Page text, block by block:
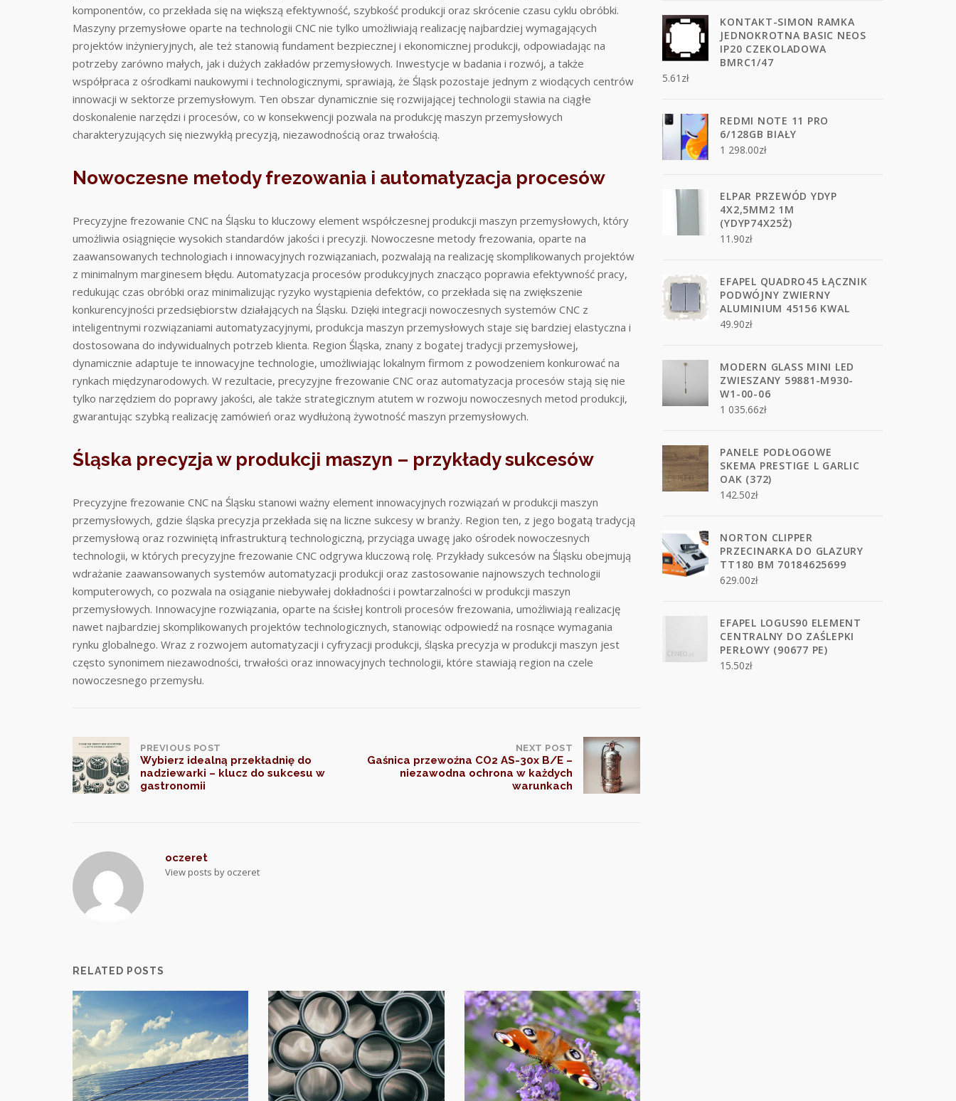
komponentów, co przekłada się na większą efektywność, szybkość produkcji oraz skrócenie czasu cyklu obróbki.
Maszyny przemysłowe oparte na technologii CNC nie tylko umożliwiają realizację najbardziej wymagających
projektów inżynieryjnych, ale też stanowią fundament bezpiecznej i ekonomicznej produkcji, odpowiadając na
potrzeby zarówno małych, jak i dużych zakładów przemysłowych. Inwestycje w badania i rozwój, a także
współpraca z ośrodkami naukowymi i technologicznymi, sprawiają, że Śląsk pozostaje jednym z wiodących centrów
innowacji w sektorze przemysłowym. Ten obszar dynamicznie się rozwijającej technologii stawia na ciągłe
doskonalenie narzędzi i procesów, co w konsekwencji pozwala na produkcję maszyn przemysłowych
charakteryzujących się niezwykłą precyzją, niezawodnością oraz trwałością.
Nowoczesne metody frezowania i automatyzacja procesów
Precyzyjne frezowanie CNC na Śląsku to kluczowy element współczesnej produkcji maszyn przemysłowych, który
umożliwia osiągnięcie wysokich standardów jakości i precyzji. Nowoczesne metody frezowania, oparte na
zaawansowanych technologiach i innowacyjnych rozwiązaniach, pozwalają na realizację skomplikowanych projektów
z minimalnym marginesem błędu. Automatyzacja procesów produkcyjnych znacząco poprawia efektywność pracy,
redukując czas obróbki oraz minimalizując ryzyko wystąpienia defektów, co przekłada się na zwiększenie
konkurencyjności przedsiębiorstw działających na Śląsku. Dzięki integracji nowoczesnych systemów CNC z
inteligentnymi rozwiązaniami automatyzacyjnymi, produkcja maszyn przemysłowych staje się bardziej elastyczna i
dostosowana do indywidualnych potrzeb klienta. Region Śląska, znany z bogatej tradycji przemysłowej,
dynamicznie adaptuje te innowacyjne technologie, umożliwiając lokalnym firmom z powodzeniem konkurować na
rynkach międzynarodowych. W rezultacie, precyzyjne frezowanie CNC oraz automatyzacja procesów stają się nie
tylko narzędziem do poprawy jakości, ale także strategicznym atutem w rozwoju nowoczesnych metod produkcji,
gwarantując szybką realizację zamówień oraz wydłużoną żywotność maszyn przemysłowych.
Śląska precyzja w produkcji maszyn – przykłady sukcesów
Precyzyjne frezowanie CNC na Śląsku stanowi ważny element innowacyjnych rozwiązań w produkcji maszyn
przemysłowych, gdzie śląska precyzja przekłada się na liczne sukcesy w branży. Region ten, z jego bogatą tradycją
przemysłową oraz rozwiniętą infrastrukturą technologiczną, przyciąga uwagę jako ośrodek nowoczesnych
technologii, w których precyzyjne frezowanie CNC odgrywa kluczową rolę. Przykłady sukcesów na Śląsku obejmują
wdrażanie zaawansowanych systemów automatyzacji produkcji oraz zastosowanie najnowszych technologii
komputerowych, co pozwala na osiąganie niebywałej dokładności i powtarzalności w produkcji maszyn
przemysłowych. Innowacyjne rozwiązania, oparte na ścisłej kontroli procesów frezowania, umożliwiają realizację
nawet najbardziej skomplikowanych projektów technologicznych, stanowiąc odpowiedź na rosnące wymagania
rynku globalnego. Wraz z rozwojem automatyzacji i cyfryzacji produkcji, śląska precyzja w produkcji maszyn jest
często synonimem niezawodności, trwałości oraz innowacyjnych technologii, które stawiają region na czele
nowoczesnego przemysłu.
Post
navigation
PREVIOUS POST
Wybierz idealną przekładnię do
nadziewarki – klucz do sukcesu w
gastronomii
NEXT POST
Gaśnica przewoźna CO2 AS-30x B/E –
niezawodna ochrona w każdych
warunkach
oczeret
View posts by oczeret
RELATED POSTS
KONTAKT-SIMON RAMKA
JEDNOKROTNA BASIC NEOS
IP20 CZEKOLADOWA
BMRC1/47
5.61 zł
REDMI NOTE 11 PRO
6/128GB BIAŁY
1 298.00zł
ELPAR PRZEWÓD YDYP
4X2,5MM2 1M
(YDYP74X25Ż)
11.90zł
EFAPEL QUADRO45 ŁĄCZNIK
PODWÓJNY ZWIERNY
ALUMINIUM 45156 KWAL
49.90zł
MODERN GLASS MINI LED
ZWIESZANY 59881-M930-
W1-00-06
1 035.66zł
PANELE PODŁOGOWE
SKEMA PRESTIGE L GARLIC
OAK (372)
142.50zł
NORTON CLIPPER
PRZECINARKA DO GLAZURY
TT180 BM 70184625699
629.00zł
EFAPEL LOGUS90 ELEMENT
CENTRALNY DO ZAŚLEPKI
PERŁOWY (90677 PE)
15.50zł